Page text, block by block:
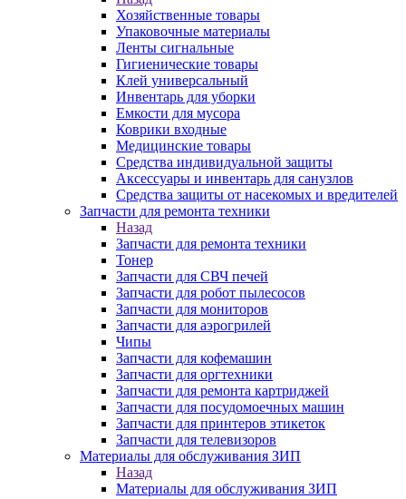
Хозяйственные товары
Упаковочные материалы
Ленты сигнальные
Гигиенические товары
Клей универсальный
Инвентарь для уборки
Емкости для мусора
Коврики входные
Медицинские товары
Средства индивидуальной защиты
Аксессуары и инвентарь для санузлов
Средства защиты от насекомых и вредителей
Запчасти для ремонта техники
Назад
Запчасти для ремонта техники
Тонер
Запчасти для СВЧ печей
Запчасти для робот пылесосов
Запчасти для мониторов
Запчасти для аэрогрилей
Чипы
Запчасти для кофемашин
Запчасти для оргтехники
Запчасти для ремонта картриджей
Запчасти для посудомоечных машин
Запчасти для принтеров этикеток
Запчасти для телевизоров
Материалы для обслуживания ЗИП
Назад
Материалы для обслуживания ЗИП